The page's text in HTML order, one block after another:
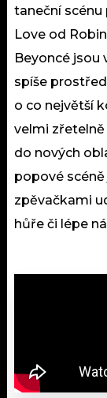
taneční scénu
Love od
Beyoncé jsou
spíše
o co největší
velmi
do nových
popové
zpěvačkami
hůře či lépe